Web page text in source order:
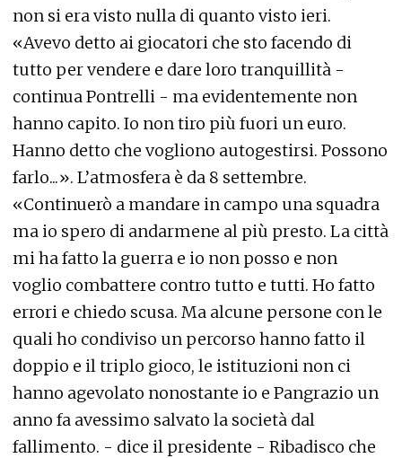
non si era visto nulla di quanto visto ieri.
«Avevo detto ai giocatori che sto facendo di
tutto per vendere e dare loro tranquillità -
continua Pontrelli - ma evidentemente non
hanno capito. Io non tiro più fuori un euro.
Hanno detto che vogliono autogestirsi. Possono
farlo...». L’atmosfera è da 8 settembre.
«Continuerò a mandare in campo una squadra
ma io spero di andarmene al più presto. La città
mi ha fatto la guerra e io non posso e non
voglio combattere contro tutto e tutti. Ho fatto
errori e chiedo scusa. Ma alcune persone con le
quali ho condiviso un percorso hanno fatto il
doppio e il triplo gioco, le istituzioni non ci
hanno agevolato nonostante io e Pangrazio un
anno fa avessimo salvato la società dal
fallimento. - dice il presidente - Ribadisco che